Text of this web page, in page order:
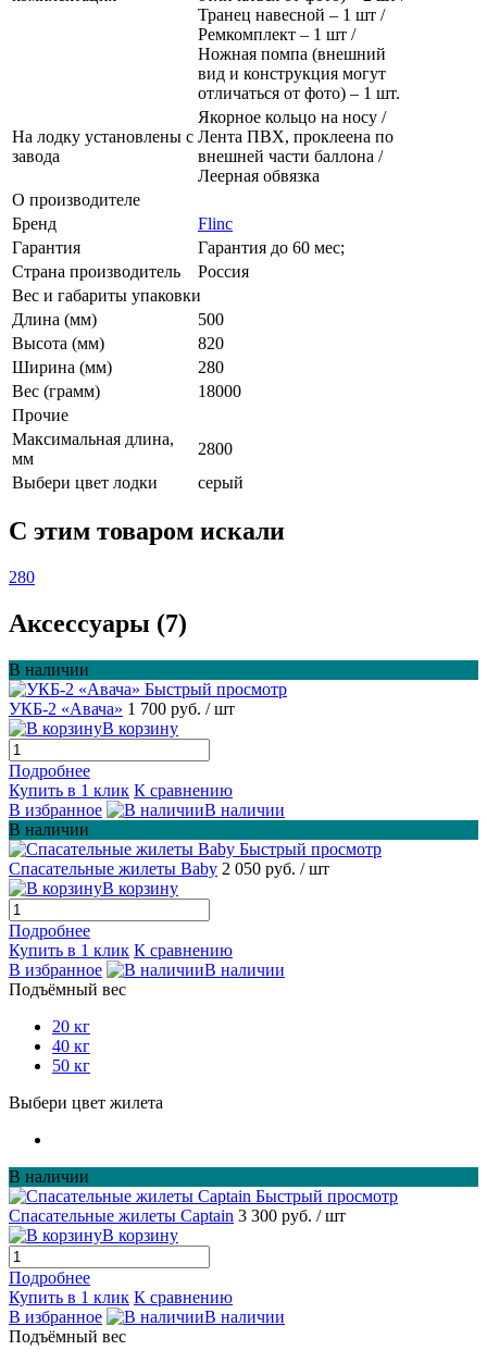
Транец навесной – 1 шт /
Ремкомплект – 1 шт /
Ножная помпа (внешний
вид и конструкция могут
отличаться от фото) – 1 шт.
На лодку установлены с
завода
Якорное кольцо на носу /
Лента ПВХ, проклеена по
внешней части баллона /
Леерная обвязка
О производителе
Бренд
Flinc
Гарантия
Гарантия до 60 мес;
Страна производитель
Россия
Вес и габариты упаковки
Длина (мм)
500
Высота (мм)
820
Ширина (мм)
280
Вес (грамм)
18000
Прочие
Максимальная длина,
мм
2800
Выбери цвет лодки
серый
C этим товаром искали
280
Аксессуары (7)
В наличии
Быстрый просмотр
УКБ-2 «Авача» 1 700 руб. / шт
В корзину
Подробнее
Купить в 1 клик К сравнению
В избранное
В наличии
В наличии
Быстрый просмотр
Спасательные жилеты Baby 2 050 руб. / шт
В корзину
Подробнее
Купить в 1 клик К сравнению
В избранное
В наличии
Подъёмный вес
20 кг
40 кг
50 кг
Выбери цвет жилета
В наличии
Быстрый просмотр
Спасательные жилеты Captain 3 300 руб. / шт
В корзину
Подробнее
Купить в 1 клик К сравнению
В избранное
В наличии
Подъёмный вес